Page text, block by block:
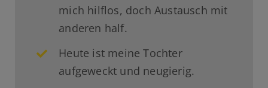
mich hilflos, doch Austausch mit
anderen half.
Heute ist meine Tochter
aufgeweckt und neugierig.